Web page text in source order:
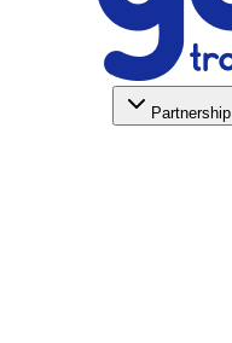
Partnership